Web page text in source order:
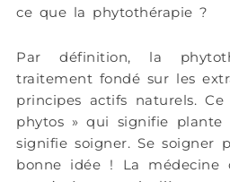
ce que la phytothérapie ?
Par définition, la
traitement fondé sur les
principes actifs naturels.
phytos » qui signifie
signifie soigner. Se soigner
bonne idée ! La médecine